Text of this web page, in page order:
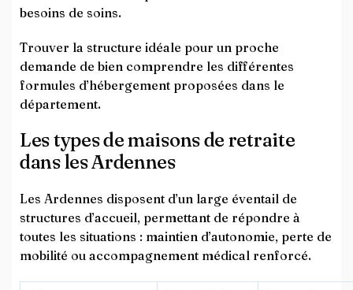
besoins de soins.
Trouver la structure idéale pour un proche
demande de bien comprendre les différentes
formules d’hébergement proposées dans le
département.
Les types de maisons de retraite
dans les Ardennes
Les Ardennes disposent d’un large éventail de
structures d’accueil, permettant de répondre à
toutes les situations : maintien d’autonomie, perte de
mobilité ou accompagnement médical renforcé.